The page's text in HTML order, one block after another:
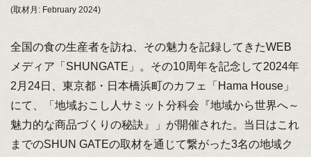
(取材月: February 2024)
全国の食の生産者を訪ね、その魅力を記録してきたWEB
メディア「SHUNGATE」。その10周年を記念して2024年
2月24日、東京都・日本橋浜町のカフェ「Hama House」
にて、「地域おこし人サミット分科会『地域から世界へ～
魅力的な商品づくりの秘訣』」が開催された。当日はこれ
までのSHUN GATEの取材を通じて繋がった3名の地域ク